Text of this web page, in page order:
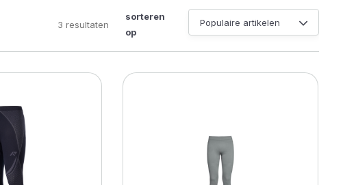
3 resultatenGesorteerd
populariteit
sorteren
op